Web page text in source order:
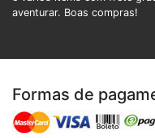
aventurar. Boas compras!
Formas de